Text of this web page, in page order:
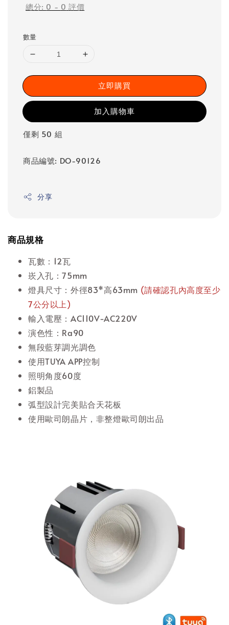
總分: 0 - 0 評價
數量
立即購買
加入購物車
僅剩 50 組
商品編號: DO-90126
分享
商品規格
瓦數：12瓦
崁入孔：75mm
燈具尺寸：外徑83*高63mm (請確認孔內高度至少
7公分以上)
輸入電壓：AC110V-AC220V
演色性：Ra90
無段藍芽調光調色
使用TUYA APP控制
照明角度60度
鋁製品
弧型設計完美貼合天花板
使用歐司朗晶片，非整燈歐司朗出品